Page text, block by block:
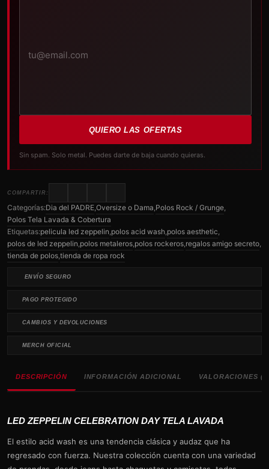
QUIERO LAS OFERTAS
Sin spam. Solo metal. Puedes darte de baja cuando quieras.
COMPARTIR:
Categorías:Dia del PADRE,Oversize o Dama,Polos Rock / Grunge,
Polos Tela Lavada & Cobertura
Etiquetas:pelicula led zeppelin,polos acid wash,polos aesthetic,
polos de led zeppelin,polos metaleros,polos rockeros,regalos amigo secreto,
tienda de polos,tienda de ropa rock
ENVÍO SEGURO
PAGO PROTEGIDO
CAMBIOS Y DEVOLUCIONES
MERCH OFICIAL
DESCRIPCIÓN INFORMACIÓN ADICIONAL VALORACIONES
LED ZEPPELIN CELEBRATION DAY TELA LAVADA
El estilo acid wash es una tendencia clásica y audaz que ha
regresado con fuerza. Nuestra colección cuenta con una variedad